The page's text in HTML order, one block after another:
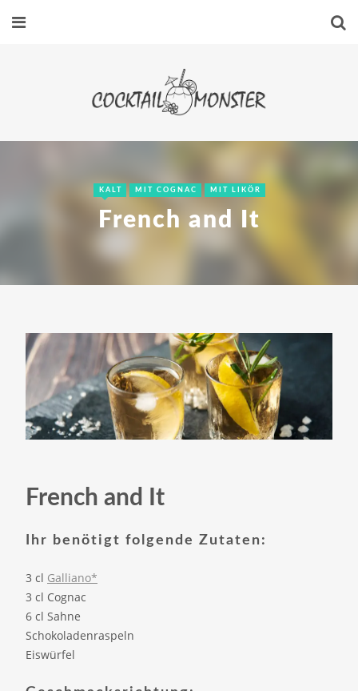
KALT MIT COGNAC MIT LIKÖR
French and It
French and It
Ihr benötigt folgende Zutaten:
3 cl Galliano*
3 cl Cognac
6 cl Sahne
Schokoladenraspeln
Eiswürfel